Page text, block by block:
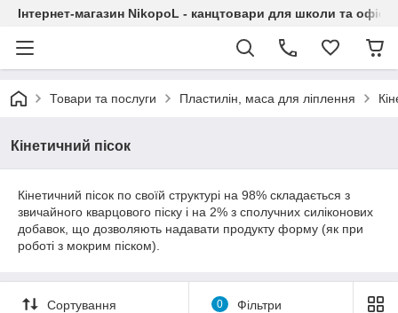
Інтернет-магазин NikopoL - канцтовари для школи та офісу
Товари та послуги Пластилін, маса для ліплення
Кінетичний пісок
Кінетичний пісок по своїй структурі на 98% складається з
звичайного кварцового піску і на 2% з сполучних силіконових
добавок, що дозволяють надавати продукту форму (як при
роботі з мокрим піском).
Сортування 0 Фільтри